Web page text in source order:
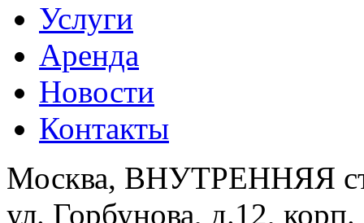
Услуги
Аренда
Новости
Контакты
Москва, ВНУТРЕННЯЯ
ул. Горбунова, д.12,